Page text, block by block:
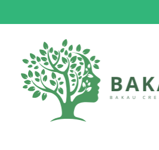
ke
(Tekan
Enter)